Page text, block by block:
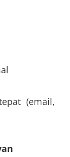
(email,